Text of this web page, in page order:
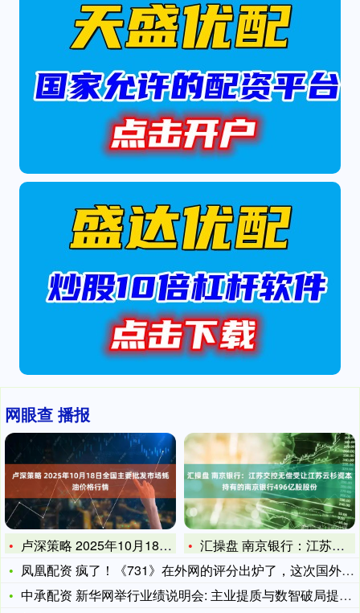
网眼查 播报
卢深策略 2025年10月18日全国主要批发市场蚝油价格行情
汇操盘 南京银行：江苏交控无偿受让江苏云杉资本持有的南京银行
凤凰配资 疯了！《731》在外网的评分出炉了，这次国外网友终
中承配资 新华网举行业绩说明会: 主业提质与数智破局提升发展